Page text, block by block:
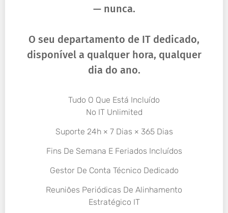
— nunca.
O seu departamento de IT dedicado,
disponível a qualquer hora, qualquer
dia do ano.
Tudo O Que Está Incluído
No IT Unlimited
Suporte 24h × 7 Dias × 365 Dias
Fins De Semana E Feriados Incluídos
Gestor De Conta Técnico Dedicado
Reuniões Periódicas De Alinhamento
Estratégico IT